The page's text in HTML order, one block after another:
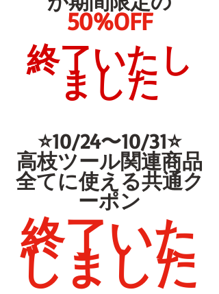
50%OFF
終了いたし
ました
⭐️10/24〜10/31⭐️
高枝ツール関連商品
全てに使える共通ク
ーポン
終了いた
しました